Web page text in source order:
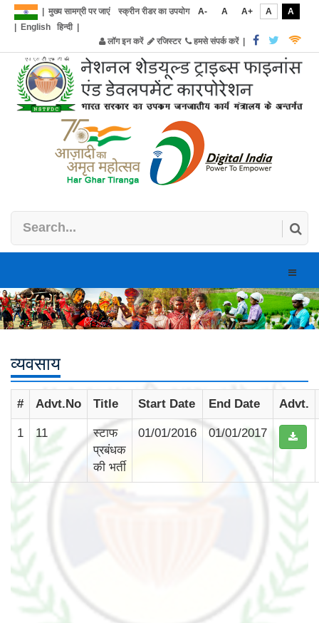
मुख्य सामग्री पर जाएं स्क्रीन रीडर का उपयोग A- A A+ A
A
English हिन्दी|
लॉग इन करें
रजिस्टर हमसे संपर्क करें|
Toggle
व्यवसाय
# Advt.No Title Start Date End Date Advt.
1 11
स्टाफ
प्रबंधक
की भर्ती
01/01/2016 01/01/2017